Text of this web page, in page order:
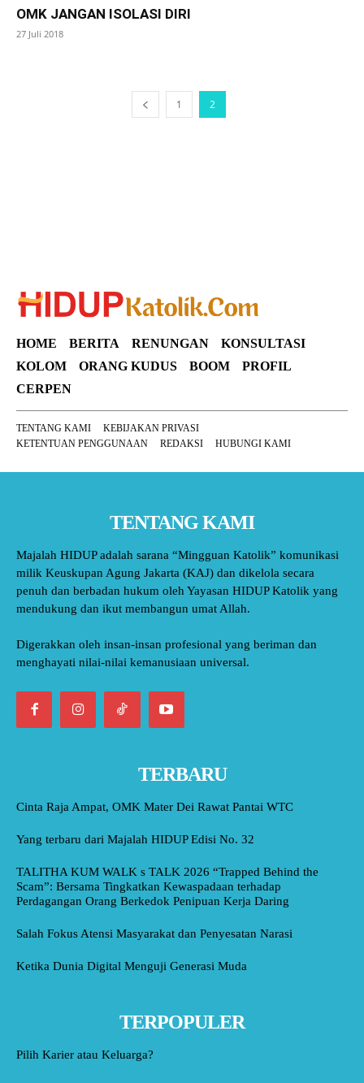
OMK JANGAN ISOLASI DIRI
27 Juli 2018
1 2
HOME BERITA RENUNGAN
KONSULTASI
KOLOM
ORANG KUDUS BOOM
PROFIL
CERPEN
TENTANG KAMI
KEBIJAKAN PRIVASI
KETENTUAN PENGGUNAAN
REDAKSI HUBUNGI KAMI
TENTANG KAMI
Majalah HIDUP adalah sarana “Mingguan Katolik” komunikasi
milik Keuskupan Agung Jakarta (KAJ) dan dikelola secara
penuh dan berbadan hukum oleh Yayasan HIDUP Katolik yang
mendukung dan ikut membangun umat Allah.
Digerakkan oleh insan-insan profesional yang beriman dan
menghayati nilai-nilai kemanusiaan universal.
TERBARU
Cinta Raja Ampat, OMK Mater Dei Rawat Pantai WTC
Yang terbaru dari Majalah HIDUP Edisi No. 32
TALITHA KUM WALK s TALK 2026 “Trapped Behind the
Scam”: Bersama Tingkatkan Kewaspadaan terhadap
Perdagangan Orang Berkedok Penipuan Kerja Daring
Salah Fokus Atensi Masyarakat dan Penyesatan Narasi
Ketika Dunia Digital Menguji Generasi Muda
TERPOPULER
Pilih Karier atau Keluarga?